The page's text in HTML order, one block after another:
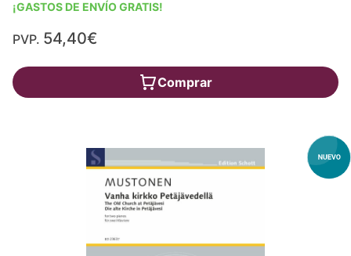
¡GASTOS DE ENVÍO GRATIS!
PVP. 54,40€
Comprar